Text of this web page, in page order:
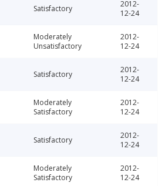
Satisfactory
2012-
12-24
Moderately
Unsatisfactory
2012-
12-24
Satisfactory
2012-
12-24
Moderately
Satisfactory
2012-
12-24
Satisfactory
2012-
12-24
Moderately
Satisfactory
2012-
12-24